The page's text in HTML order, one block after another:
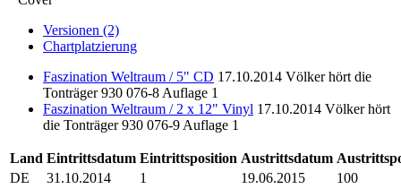
Versionen (2)
Chartplatzierung
Faszination Weltraum / 5" CD 17.10.2014 Völker hört die
Tonträger 930 076-8 Auflage 1
Faszination Weltraum / 2 x 12" Vinyl 17.10.2014 Völker hört
die Tonträger 930 076-9 Auflage 1
Land Eintrittsdatum Eintrittsposition Austrittsdatum
DE
31.10.2014 1 19.06.2015
100